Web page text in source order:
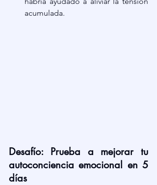
acumulada.
Desafío: Prueba a mejorar tu
autoconciencia emocional en 5
días